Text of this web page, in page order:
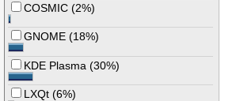
COSMIC (2%)
GNOME (18%)
KDE Plasma (30%)
LXQt (6%)